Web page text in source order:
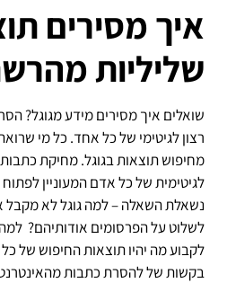
איך מסירים
שליליות
שואלים איך מסירים מידע מגוגל?
רצון לגיטימי של כל אחד. כל מי
מחיפוש תוצאות בגוגל. מחיקת
לגיטימית של כל אדם המעוניין
נשאלת השאלה – למה גוגל לא
לשלוט על הפרסומים אודותיהם?
לקבוע מה יהיו תוצאות החיפוש של
בקשות של להסרת כתבות